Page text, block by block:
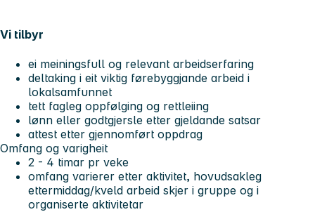
Vi tilbyr
ei meiningsfull og relevant arbeidserfaring
deltaking i eit viktig førebyggjande arbeid i
lokalsamfunnet
tett fagleg oppfølging og rettleiing
lønn eller godtgjersle etter gjeldande satsar
attest etter gjennomført oppdrag
Omfang og varigheit
2 - 4 timar pr veke
omfang varierer etter aktivitet, hovudsakleg
ettermiddag/kveld arbeid skjer i gruppe og i
organiserte aktivitetar